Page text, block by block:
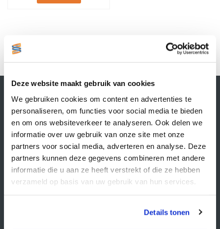
Deze website maakt gebruik van cookies
We gebruiken cookies om content en advertenties te
personaliseren, om functies voor social media te bieden
en om ons websiteverkeer te analyseren. Ook delen we
informatie over uw gebruik van onze site met onze
partners voor social media, adverteren en analyse. Deze
partners kunnen deze gegevens combineren met andere
informatie die u aan ze heeft verstrekt of die ze hebben
verzameld op basis van uw gebruik van hun services.
Details tonen
1
Contactgegevens
Supply Service B.V.
Nijverheidsstraat 25-K
3861 RJ Nijkerk
info@supplyservice.nl
+31 33 468 13 42
KvK nummer: 66384737